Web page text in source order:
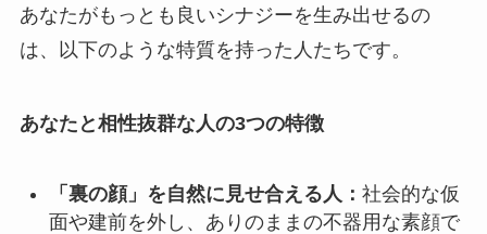
あなたがもっとも良いシナジーを生み出せるの
は、以下のような特質を持った人たちです。
あなたと相性抜群な人の3つの特徴
「裏の顔」を自然に見せ合える人： 社会的な仮
面や建前を外し、ありのままの不器用な素顔で